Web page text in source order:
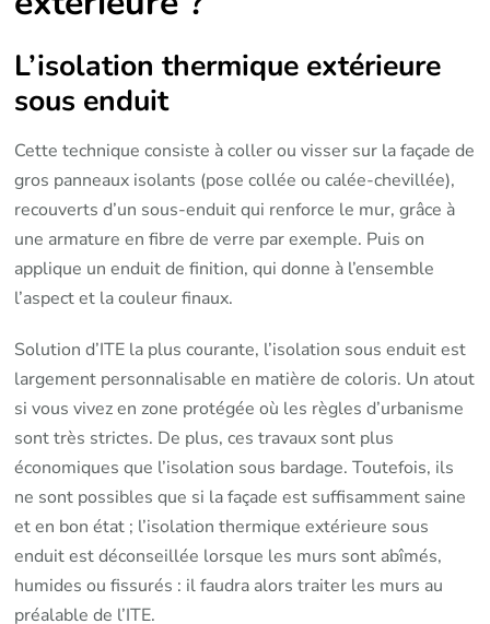
L’isolation thermique extérieure
sous enduit
Cette technique consiste à coller ou visser sur la façade de
gros panneaux isolants (pose collée ou calée-chevillée),
recouverts d’un sous-enduit qui renforce le mur, grâce à
une armature en fibre de verre par exemple. Puis on
applique un enduit de finition, qui donne à l’ensemble
l’aspect et la couleur finaux.
Solution d’ITE la plus courante, l’isolation sous enduit est
largement personnalisable en matière de coloris. Un atout
si vous vivez en zone protégée où les règles d’urbanisme
sont très strictes. De plus, ces travaux sont plus
économiques que l’isolation sous bardage. Toutefois, ils
ne sont possibles que si la façade est suffisamment saine
et en bon état ; l’isolation thermique extérieure sous
enduit est déconseillée lorsque les murs sont abîmés,
humides ou fissurés : il faudra alors traiter les murs au
préalable de l’ITE.